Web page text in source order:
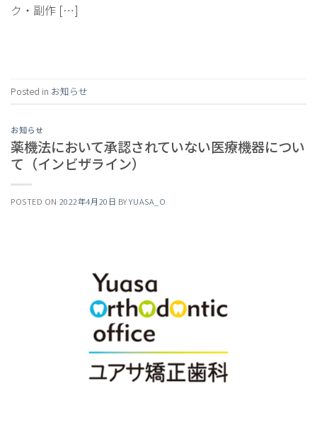
ク・副作 […]
Posted in お知らせ
お知らせ
薬機法において承認されていない医療機器につい
て（インビザライン）
POSTED ON 2022年4月20日 BYYUASA_O